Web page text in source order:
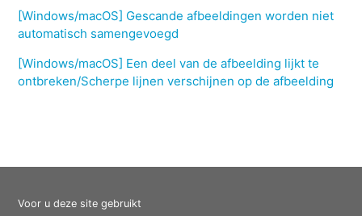
[Windows/macOS] Gescande afbeeldingen worden niet
automatisch samengevoegd
[Windows/macOS] Een deel van de afbeelding lijkt te
ontbreken/Scherpe lijnen verschijnen op de afbeelding
Voor u deze site gebruikt